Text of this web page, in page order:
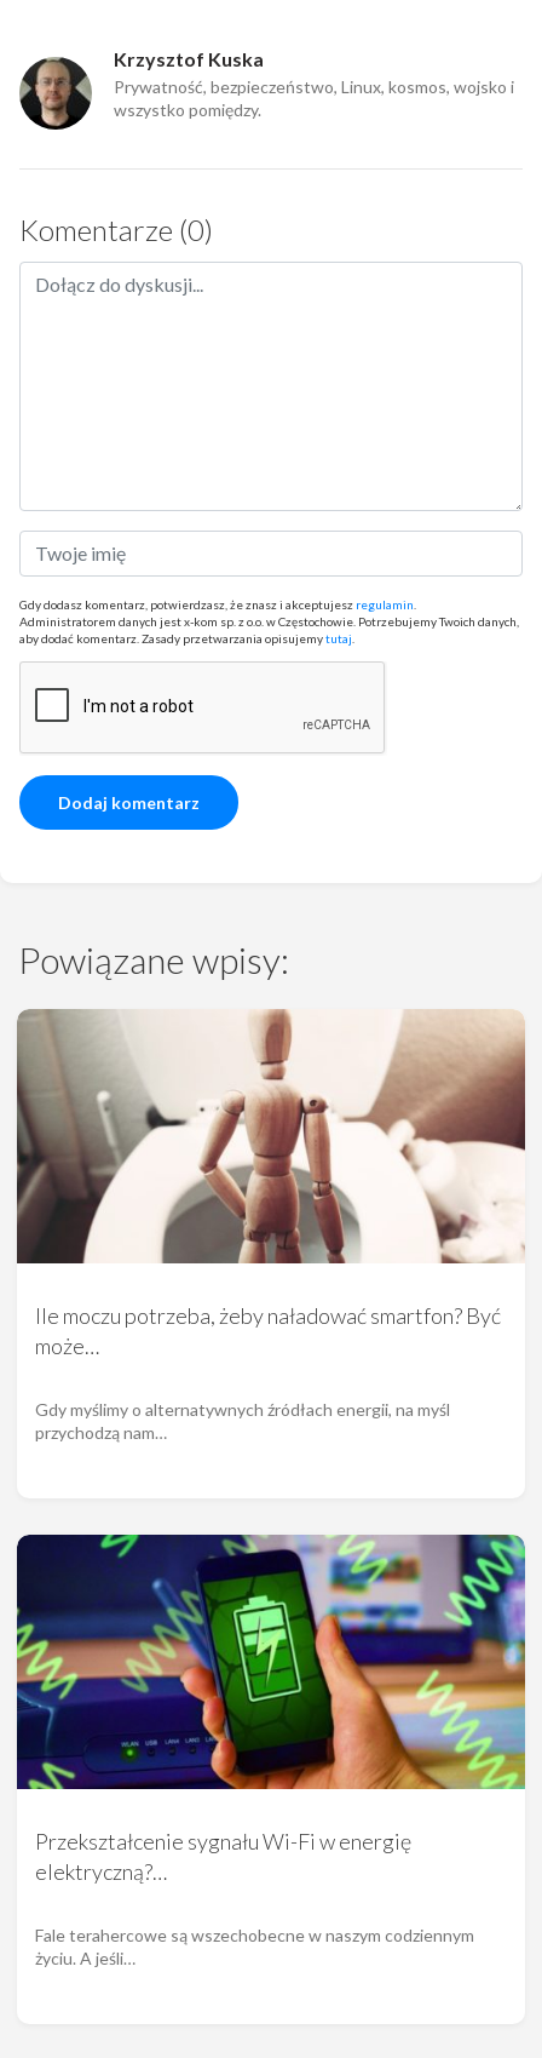
Krzysztof Kuska
Prywatność, bezpieczeństwo, Linux, kosmos, wojsko i
wszystko pomiędzy.
Komentarze (0)
Gdy dodasz komentarz, potwierdzasz, że znasz i akceptujesz regulamin
Administratorem danych jest x-kom sp. z o.o. w Częstochowie. Potrzebujemy Twoich danych,
aby dodać komentarz. Zasady przetwarzania opisujemytutaj
Powiązane wpisy:
Ile moczu potrzeba, żeby naładować smartfon? Być
może…
Gdy myślimy o alternatywnych źródłach energii, na myśl
przychodzą nam…
Przekształcenie sygnału Wi-Fi w energię
elektryczną?…
Fale terahercowe są wszechobecne w naszym codziennym
życiu. A jeśli…